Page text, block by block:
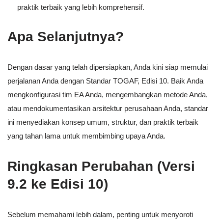
praktik terbaik yang lebih komprehensif.
Apa Selanjutnya?
Dengan dasar yang telah dipersiapkan, Anda kini siap memulai
perjalanan Anda dengan Standar TOGAF, Edisi 10. Baik Anda
mengkonfigurasi tim EA Anda, mengembangkan metode Anda,
atau mendokumentasikan arsitektur perusahaan Anda, standar
ini menyediakan konsep umum, struktur, dan praktik terbaik
yang tahan lama untuk membimbing upaya Anda.
Ringkasan Perubahan (Versi
9.2 ke Edisi 10)
Sebelum memahami lebih dalam, penting untuk menyoroti